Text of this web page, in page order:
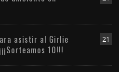
21
asistir al Girlie
10!!!